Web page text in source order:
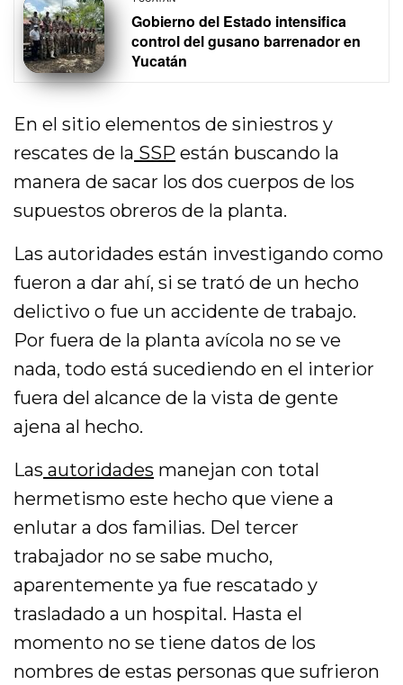
Gobierno del Estado intensifica
control del gusano barrenador en
Yucatán
En el sitio elementos de siniestros y
rescates de la SSP están buscando la
manera de sacar los dos cuerpos de los
supuestos obreros de la planta.
Las autoridades están investigando como
fueron a dar ahí, si se trató de un hecho
delictivo o fue un accidente de trabajo.
Por fuera de la planta avícola no se ve
nada, todo está sucediendo en el interior
fuera del alcance de la vista de gente
ajena al hecho.
Las autoridades manejan con total
hermetismo este hecho que viene a
enlutar a dos familias. Del tercer
trabajador no se sabe mucho,
aparentemente ya fue rescatado y
trasladado a un hospital. Hasta el
momento no se tiene datos de los
nombres de estas personas que sufrieron